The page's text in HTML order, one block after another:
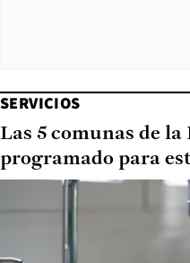
SERVICIOS
Las 5 comunas de
programado para